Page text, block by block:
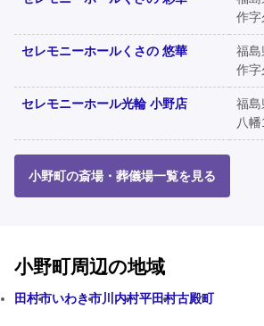
作字
セレモニーホールくさの 悠華
福島
作字
セレモニーホール光輪 小野店
福島
八
小野町の斎場・葬儀場一覧を見る
小野町周辺の地域
田村市いわき市川内村平田村古殿町